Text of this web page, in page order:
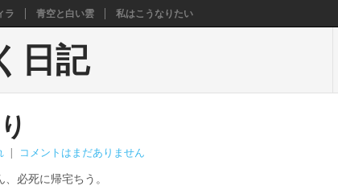
ラ 青空と白い雲 私はこうなりたい
日記
コメントはまだありません
必死に帰宅ちう。